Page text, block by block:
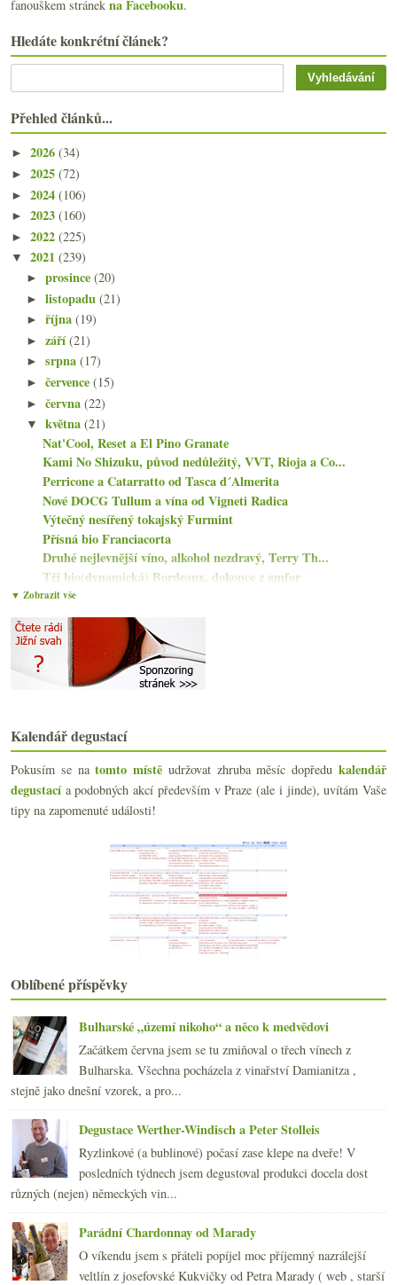
fanouškem stránek na Facebooku.
Hledáte konkrétní článek?
Přehled článků...
► 2026 (34)
► 2025 (72)
► 2024 (106)
► 2023 (160)
► 2022 (225)
▼ 2021 (239)
►prosince(20)
►listopadu(21)
►října(19)
►září(21)
►srpna(17)
►července(15)
►června(22)
▼května(21)
Nat'Cool, Reset a El Pino Granate
Kami No Shizuku, původ nedůležitý, VVT, Rioja a Co...
Perricone a Catarratto od Tasca d´Almerita
Nové DOCG Tullum a vína od Vigneti Radica
Výtečný nesířený tokajský Furmint
Přísná bio Franciacorta
Druhé nejlevnější víno, alkohol nezdravý, Terry Th...
Tři bio(dynamická) Bordeaux, dokonce z amfor
Vinařství Brohl a ryzlink z více než stoletých keřů
Šťavnatá Frankovka od Vrbů
Fajn Ryzlink z Liščího vrchu
Agrovoltaika, Laurent Vaillé, podcast Svazu vinařů ČR
Fascinující klasické bílé z Jerezu
Old Fashioned od Nestarce
4x Cru Beaujolais od Château des Jacques
Mladý živý Riesling a naturální Mencía
Fajn sprašový veltlín a něco k cenám
Niepoort Nat’Cool DrinkMe v červené
Mythopia Shining aneb Pinot v podobě extrémní
►2018(240)
►2017(240)
►2016(250)
►2015(251)
►2014(254)
► 2013 (249)
2012
2011 (252)
►2010(249)
►2009(249)
►2008(270)
►2007(108)
▼ Zobrazit vše
Kalendář degustací
Pokusím se natomto místě udržovat zhruba měsíc dopředukalendář
degustacía podobných akcí především v Praze (ale i jinde), uvítám Vaše
tipy na zapomenuté události!
Oblíbené příspěvky
Bulharské „území nikoho“ a něco k medvědovi
Začátkem června jsem se tu zmiňoval o třech vínech z
Bulharska. Všechna pocházela z vinařství Damianitza ,
stejně jako dnešní vzorek, a pro...
Degustace Werther-Windisch a Peter Stolleis
Ryzlinkové (a bublinové) počasí zase klepe na dveře! V
posledních týdnech jsem degustoval produkci docela dost
různých (nejen) německých vin...
Parádní Chardonnay od Marady
O víkendu jsem s přáteli popíjel moc příjemný nazrálejší
veltlín z josefovské Kukvičky od Petra Marady ( web , starší